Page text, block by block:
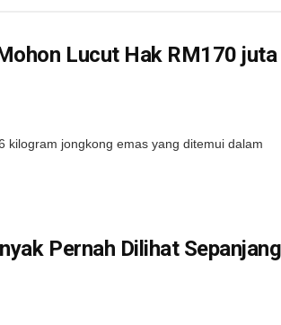
Lucut Hak RM170
kilogram jongkong emas yang ditemui dalam
Pernah Dilihat Sepanjang